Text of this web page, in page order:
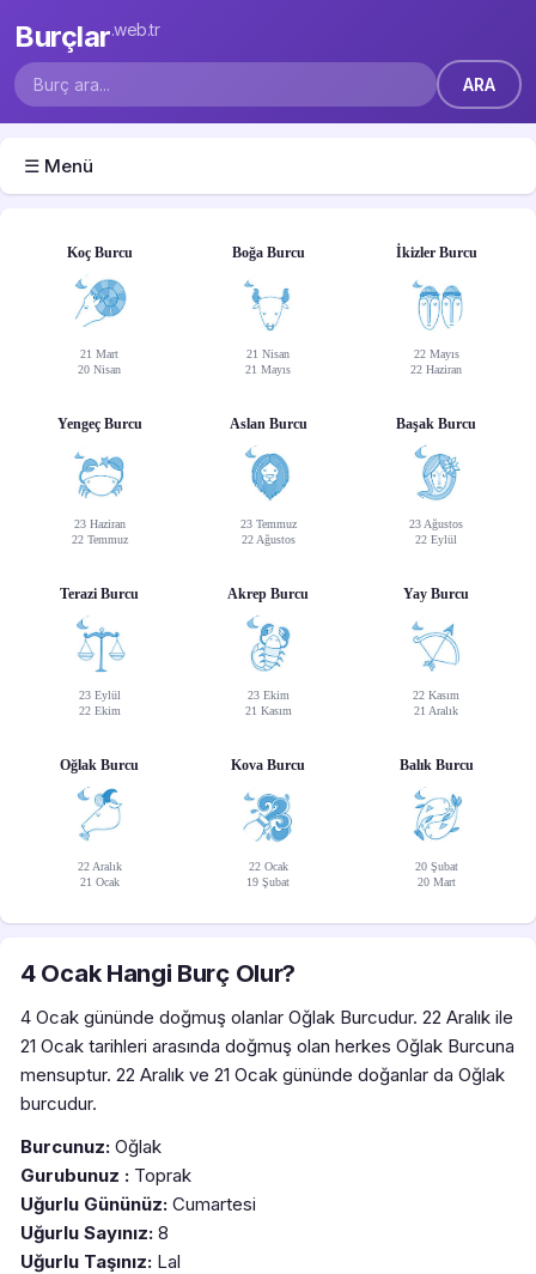
Burçlar.web.tr
☰ Menü
Koç Burcu
21 Mart
20 Nisan
Boğa Burcu
21 Nisan
21 Mayıs
İkizler Burcu
22 Mayıs
22 Haziran
Yengeç Burcu
23 Haziran
22 Temmuz
Aslan Burcu
23 Temmuz
22 Ağustos
Başak Burcu
23 Ağustos
22 Eylül
Terazi Burcu
23 Eylül
22 Ekim
Akrep Burcu
23 Ekim
21 Kasım
Yay Burcu
22 Kasım
21 Aralık
Oğlak Burcu
22 Aralık
21 Ocak
Kova Burcu
22 Ocak
19 Şubat
Balık Burcu
20 Şubat
20 Mart
4 Ocak Hangi Burç Olur?
4 Ocak gününde doğmuş olanlar Oğlak Burcudur. 22 Aralık ile
21 Ocak tarihleri arasında doğmuş olan herkes Oğlak Burcuna
mensuptur. 22 Aralık ve 21 Ocak gününde doğanlar da Oğlak
burcudur.
Burcunuz: Oğlak
Gurubunuz : Toprak
Uğurlu Gününüz: Cumartesi
Uğurlu Sayınız: 8
Uğurlu Taşınız: Lal